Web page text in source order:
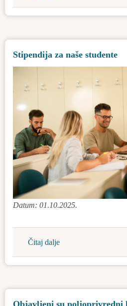
Istorijski
trenutak:
pruga
Beograd–
Subotica
Stipendija za naše studente
Datum: 01.10.2025.
Čitaj dalje
Stipendija
za
Objavljeni su poljoprivredni